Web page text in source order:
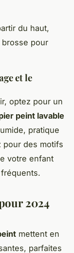
du haut,
pour
et le
optez pour un
peint lavable
pratique
pour des motifs
votre enfant
2024
mettent en
parfaites